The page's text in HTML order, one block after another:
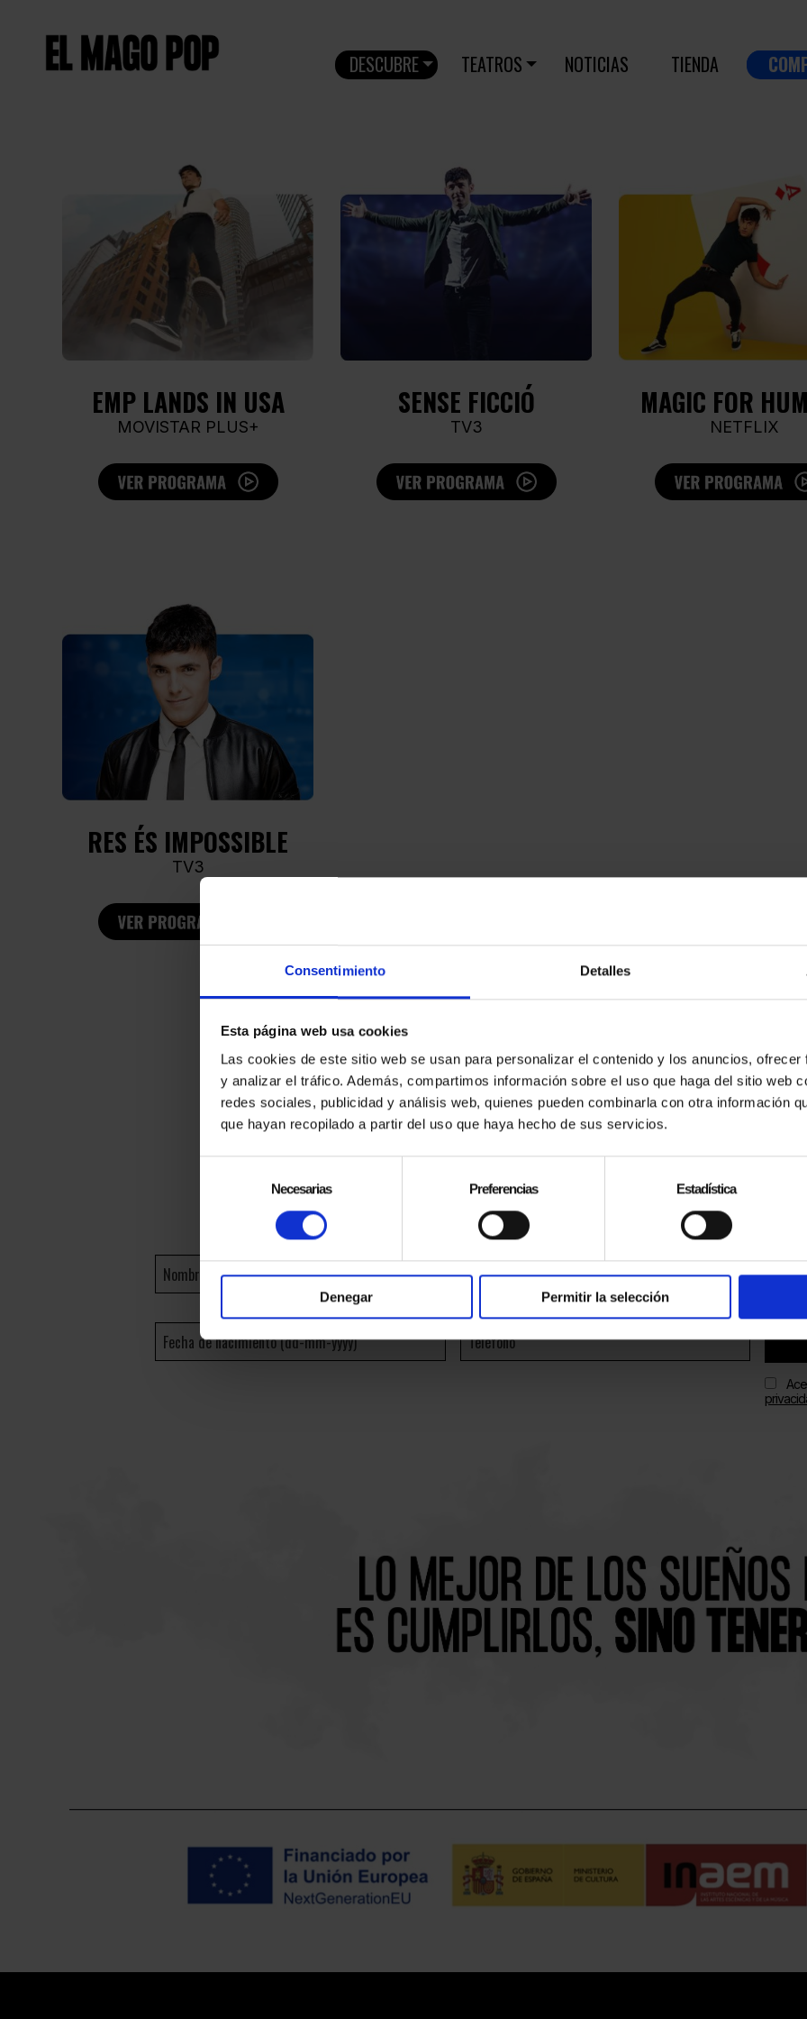
Consentimiento Detalles
Esta página web usa cookies
Las cookies de este sitio web se usan para personalizar el contenido y los anuncios,
y analizar el tráfico. Además, compartimos información sobre el uso que haga del sitio web
redes sociales, publicidad y análisis web, quienes pueden combinarla con otra información
que hayan recopilado a partir del uso que haya hecho de sus servicios.
consentimiento
Necesarias Preferencias Estadística
Denegar Permitir la selección
DESCUBRE TEATROS NOTICIAS TIENDA
EMP LANDS IN USA
MOVISTAR PLUS+
SENSE FICCIÓ
TV3
MAGIC FOR
NETFLIX
RES ÉS IMPOSSIBLE
TV3
¿NO TE QUIERES
APÚNTATE A LA NEWSLETTER